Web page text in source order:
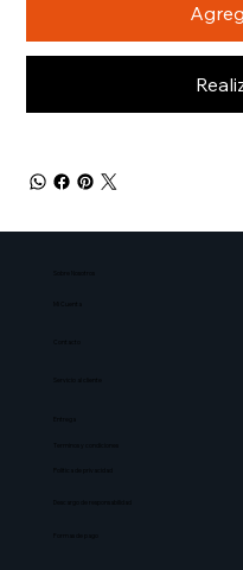
Mi Cuenta
Contacto
Entrega
Politica de privacidad